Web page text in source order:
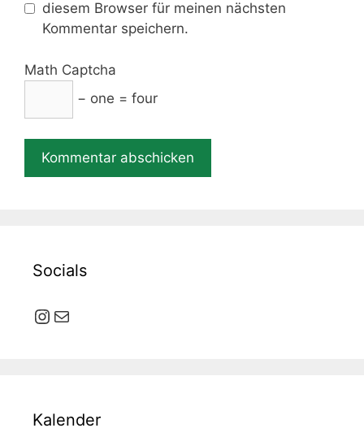
diesem Browser für meinen nächsten
Kommentar speichern.
Math Captcha
− one = four
Socials
Instagram
E-Mail
Kalender